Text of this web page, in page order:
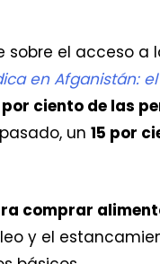
sobre el acceso
en Afganistán:
por ciento de las
un 15 por
comprar
y el